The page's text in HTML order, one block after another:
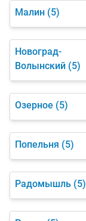
Малин (5)
Новоград-
Волынский (5)
Озерное (5)
Попельня (5)
Радомышль (5)